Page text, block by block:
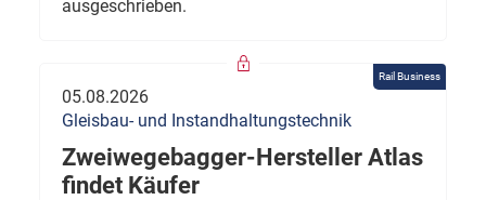
ausgeschrieben.
Rail Business
05.08.2026
Gleisbau- und Instandhaltungstechnik
Zweiwegebagger-Hersteller Atlas
findet Käufer